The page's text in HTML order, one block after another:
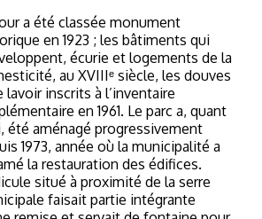
a été classée monument
en 1923 ; les bâtiments qui
écurie et logements de la
au XVIIIᵉ siècle, les douves
lavoir inscrits à l’inventaire
en 1961. Le parc a, quant
été aménagé progressivement
1973, année où la municipalité a
la restauration des édifices.
situé à proximité de la serre
faisait partie intégrante